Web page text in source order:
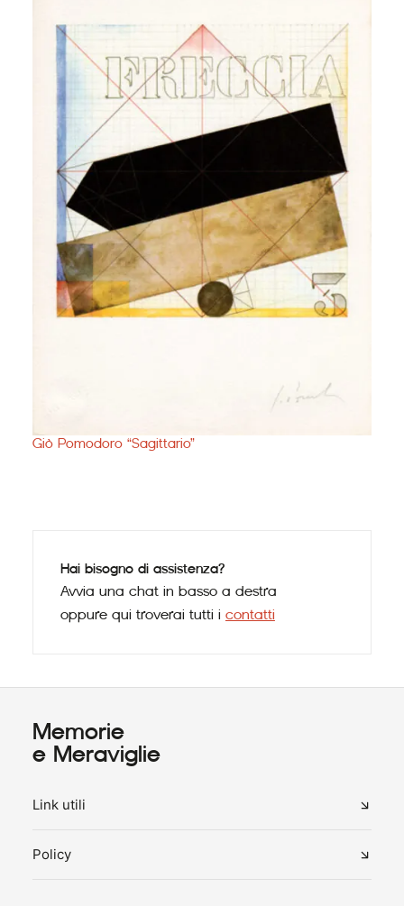
Giò Pomodoro “Sagittario”
Hai bisogno di assistenza?
Avvia una chat in basso a destra
oppure qui troverai tutti i contatti
Memorie
e Meraviglie
Link utili
Policy